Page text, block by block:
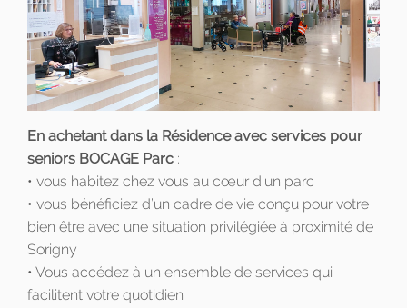
En achetant dans la Résidence avec services pour
seniors BOCAGE Parc :
• vous habitez chez vous au cœur d'un parc
• vous bénéficiez d’un cadre de vie conçu pour votre
bien être avec une situation privilégiée à proximité de
Sorigny
• Vous accédez à un ensemble de services qui
facilitent votre quotidien